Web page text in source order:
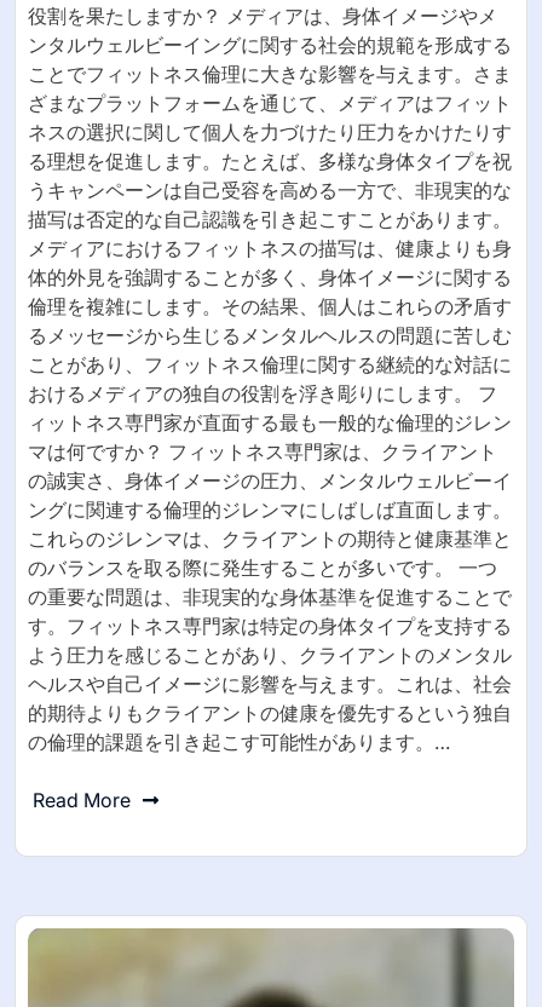
役割を果たしますか？ メディアは、身体イメージやメ
ンタルウェルビーイングに関する社会的規範を形成する
ことでフィットネス倫理に大きな影響を与えます。さま
ざまなプラットフォームを通じて、メディアはフィット
ネスの選択に関して個人を力づけたり圧力をかけたりす
る理想を促進します。たとえば、多様な身体タイプを祝
うキャンペーンは自己受容を高める一方で、非現実的な
描写は否定的な自己認識を引き起こすことがあります。
メディアにおけるフィットネスの描写は、健康よりも身
体的外見を強調することが多く、身体イメージに関する
倫理を複雑にします。その結果、個人はこれらの矛盾す
るメッセージから生じるメンタルヘルスの問題に苦しむ
ことがあり、フィットネス倫理に関する継続的な対話に
おけるメディアの独自の役割を浮き彫りにします。 フ
ィットネス専門家が直面する最も一般的な倫理的ジレン
マは何ですか？ フィットネス専門家は、クライアント
の誠実さ、身体イメージの圧力、メンタルウェルビーイ
ングに関連する倫理的ジレンマにしばしば直面します。
これらのジレンマは、クライアントの期待と健康基準と
のバランスを取る際に発生することが多いです。 一つ
の重要な問題は、非現実的な身体基準を促進することで
す。フィットネス専門家は特定の身体タイプを支持する
よう圧力を感じることがあり、クライアントのメンタル
ヘルスや自己イメージに影響を与えます。これは、社会
的期待よりもクライアントの健康を優先するという独自
の倫理的課題を引き起こす可能性があります。…
Read More